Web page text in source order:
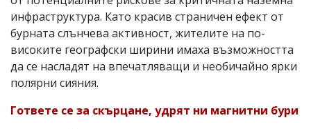
инфраструктура. Като красив страничен ефект от
бурната слънчева активност, жителите на по-
високите географски ширини имаха възможността
да се насладят на впечатляващи и необичайно ярки
полярни сияния.
Гответе се за скърцане, удрят ни магнитни бури